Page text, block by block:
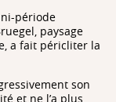
période
paysage
a fait péricliter la
son
et ne l’a plus